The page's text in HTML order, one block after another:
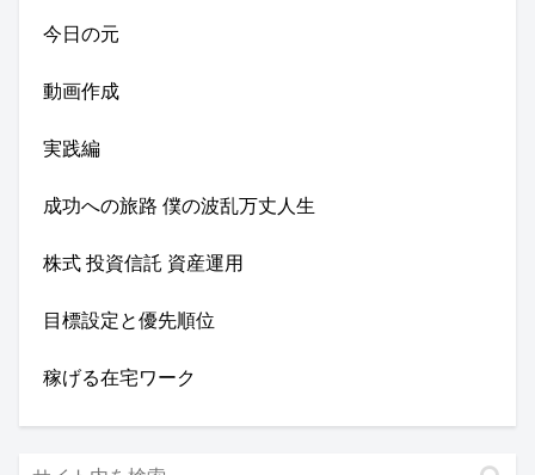
今日の元
動画作成
実践編
成功への旅路 僕の波乱万丈人生
株式 投資信託 資産運用
目標設定と優先順位
稼げる在宅ワーク